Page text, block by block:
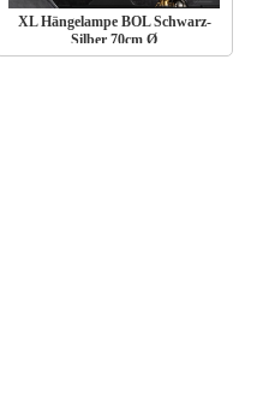
XL Hängelampe BOL Schwarz-
Silber 70cm Ø